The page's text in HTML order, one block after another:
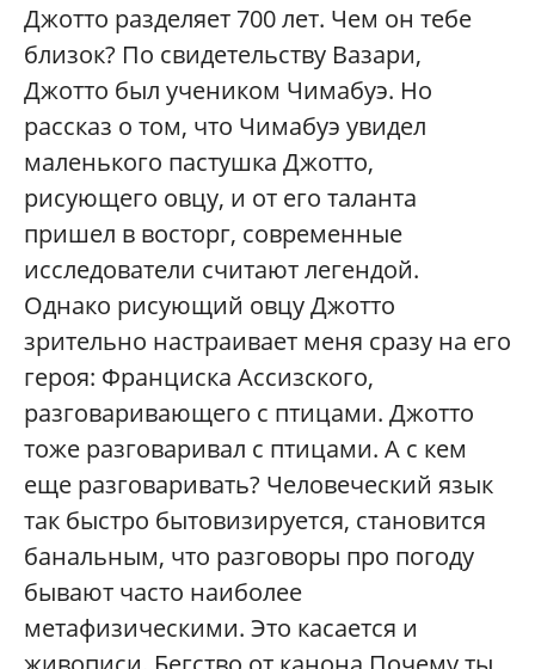
Джотто разделяет 700 лет. Чем он тебе
близок? По свидетельству Вазари,
Джотто был учеником Чимабуэ. Но
рассказ о том, что Чимабуэ увидел
маленького пастушка Джотто,
рисующего овцу, и от его таланта
пришел в восторг, современные
исследователи считают легендой.
Однако рисующий овцу Джотто
зрительно настраивает меня сразу на его
героя: Франциска Ассизского,
разговаривающего с птицами. Джотто
тоже разговаривал с птицами. А с кем
еще разговаривать? Человеческий язык
так быстро бытовизируется, становится
банальным, что разговоры про погоду
бывают часто наиболее
метафизическими. Это касается и